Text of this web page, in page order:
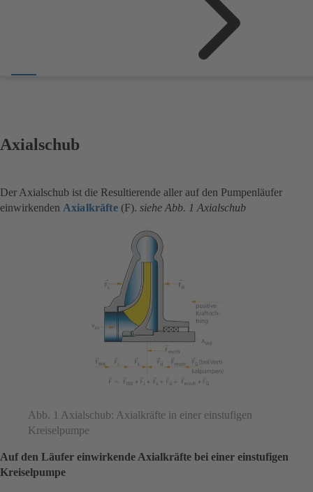
Axialschub
Der Axialschub ist die Resultierende aller auf den Pumpenläufer
einwirkenden Axialkräfte(F). siehe Abb. 1 Axialschub
Abb. 1 Axialschub: Axialkräfte in einer einstufigen
Kreiselpumpe
Auf den Läufer einwirkende Axialkräfte bei einer einstufigen
Kreiselpumpe